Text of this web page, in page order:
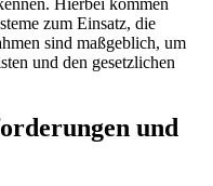
zum Einsatz, die
sind maßgeblich, um
und den gesetzlichen
und